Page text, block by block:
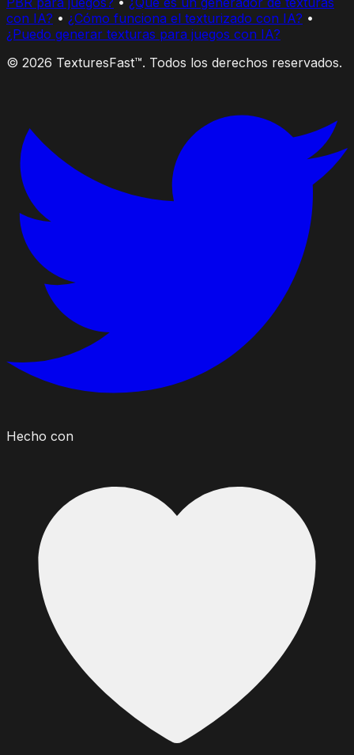
con IA? • ¿Cómo funciona el texturizado con IA? •
¿Puedo generar texturas para juegos con IA?
© 2026 TexturesFast™. Todos los derechos reservados.
Hecho con